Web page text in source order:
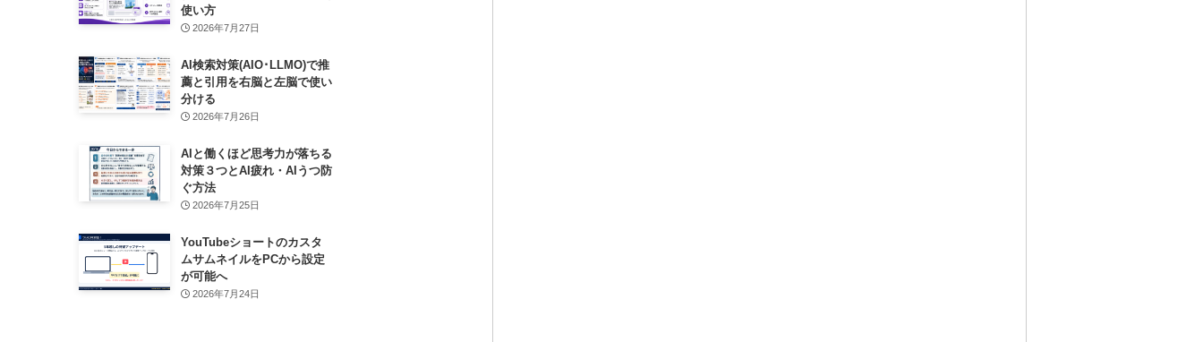
使い方
2026年7月27日
AI検索対策(AIO･LLMO)で推
薦と引用を右脳と左脳で使い
分ける
2026年7月26日
AIと働くほど思考力が落ちる
対策３つとAI疲れ・AIうつ防
ぐ方法
2026年7月25日
YouTubeショートのカスタ
ムサムネイルをPCから設定
が可能へ
2026年7月24日